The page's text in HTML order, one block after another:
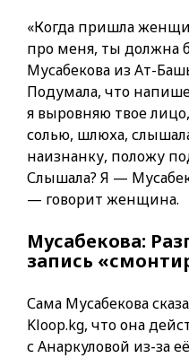
«Когда пришла
про меня, ты должна
Мусабекова из Ат-
Подумала, что
я выровняю твое
солью, шлюха,
наизнанку, положу
Слышала? Я —
— говорит женщина.
Мусабекова:
запись
Сама Мусабекова
Kloop.kg, что она
с Анаркуловой из-за